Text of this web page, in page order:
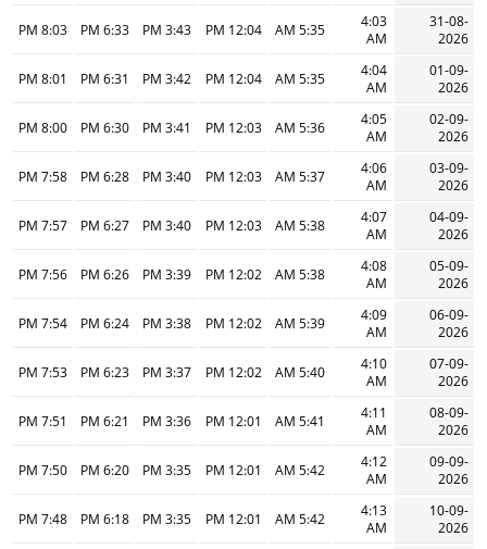
31-08-
2026
4:03
AM
5:35 AM
12:04 PM
3:43 PM
6:33 PM
8:03 PM
01-09-
2026
4:04
AM
5:35 AM
12:04 PM
3:42 PM
6:31 PM
8:01 PM
02-09-
2026
4:05
AM
5:36 AM
12:03 PM
3:41 PM
6:30 PM
8:00 PM
03-09-
2026
4:06
AM
5:37 AM
12:03 PM
3:40 PM
6:28 PM
7:58 PM
04-09-
2026
4:07
AM
5:38 AM
12:03 PM
3:40 PM
6:27 PM
7:57 PM
05-09-
2026
4:08
AM
5:38 AM
12:02 PM
3:39 PM
6:26 PM
7:56 PM
06-09-
2026
4:09
AM
5:39 AM
12:02 PM
3:38 PM
6:24 PM
7:54 PM
07-09-
2026
4:10
AM
5:40 AM
12:02 PM
3:37 PM
6:23 PM
7:53 PM
08-09-
2026
4:11
AM
5:41 AM
12:01 PM
3:36 PM
6:21 PM
7:51 PM
09-09-
2026
4:12
AM
5:42 AM
12:01 PM
3:35 PM
6:20 PM
7:50 PM
10-09-
2026
4:13
AM
5:42 AM
12:01 PM
3:35 PM
6:18 PM
7:48 PM